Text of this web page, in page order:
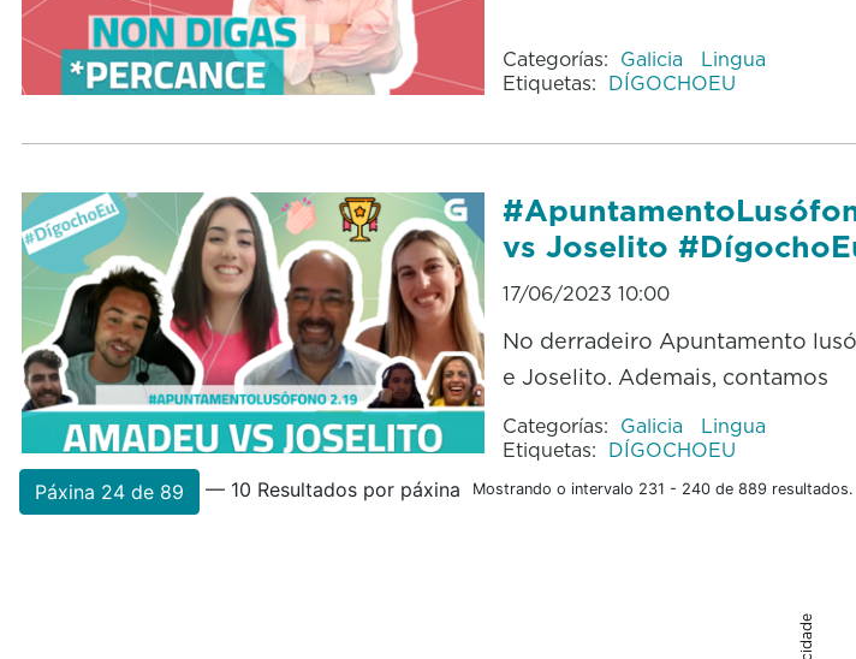
Categorías: Galicia
Lingua
Etiquetas: DÍGOCHOEU
vs Joselito
17/06/2023 10:00
No derradeiro Apuntamento
e Joselito. Ademais, contamos
Categorías: Galicia
Lingua
Etiquetas: DÍGOCHOEU
Páxina 24 de 89 — 10 Resultados por páxina Mostrando o intervalo 231 - 240 de 889 resultados.